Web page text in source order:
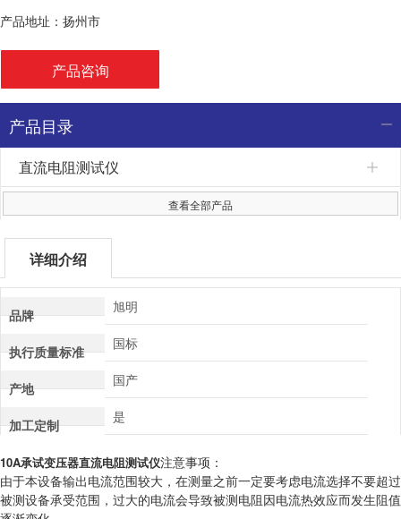
产品地址：扬州市
产品咨询
产品目录
直流电阻测试仪
查看全部产品
详细介绍
品牌 旭明
执行质量标准 国标
产地 国产
加工定制 是
10A承试变压器直流电阻测试仪注意事项：
由于本设备输出电流范围较大，在测量之前一定要考虑电流选择不要超过
被测设备承受范围，过大的电流会导致被测电阻因电流热效应而发生阻值